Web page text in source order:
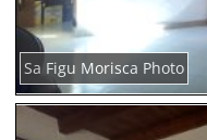
Sa Figu Morisca Photo